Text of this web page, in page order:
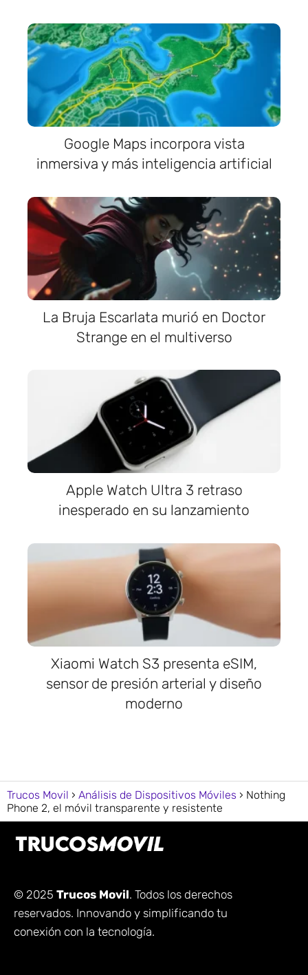
Google Maps incorpora vista
inmersiva y más inteligencia artificial
La Bruja Escarlata murió en Doctor
Strange en el multiverso
Apple Watch Ultra 3 retraso
inesperado en su lanzamiento
Xiaomi Watch S3 presenta eSIM,
sensor de presión arterial y diseño
moderno
Trucos Movil Análisis de Dispositivos Móviles
Nothing
Phone 2, el móvil transparente y resistente
© 2025 Trucos Movil. Todos los derechos
reservados. Innovando y simplificando tu
conexión con la tecnología.